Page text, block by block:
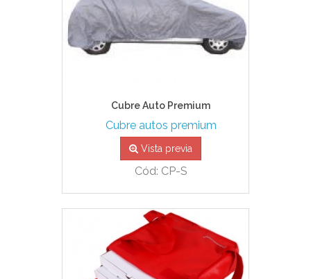
Cubre Auto Premium
Cubre autos premium
Vista previa
Cód: CP-S